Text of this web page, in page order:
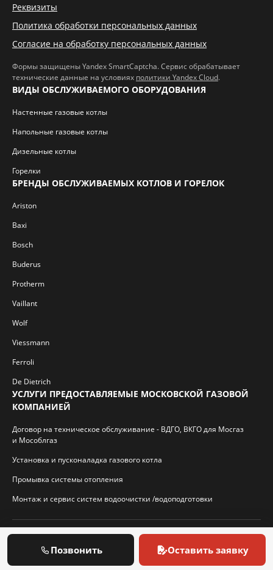
Реквизиты
Политика обработки персональных данных
Согласие на обработку персональных данных
Формы защищены Yandex SmartCaptcha. Сервис обрабатывает
технические данные на условиях политики Yandex Cloud.
ВИДЫ ОБСЛУЖИВАЕМОГО ОБОРУДОВАНИЯ
Настенные газовые котлы
Напольные газовые котлы
Дизельные котлы
Горелки
БРЕНДЫ ОБСЛУЖИВАЕМЫХ КОТЛОВ И ГОРЕЛОК
Ariston
Baxi
Bosch
Buderus
Protherm
Vaillant
Wolf
Viessmann
Ferroli
De Dietrich
УСЛУГИ ПРЕДОСТАВЛЯЕМЫЕ МОСКОВСКОЙ ГАЗОВОЙ
КОМПАНИЕЙ
Договор на техническое обслуживание - ВДГО, ВКГО для Мосгаз
и Мособлгаз
Установка и пусконаладка газового котла
Промывка системы отопления
Монтаж и сервис систем водоочистки /водоподготовки
© 2026 И.П. Кротиков С.А. Virtbridge.ru
Позвонить Оставить заявку